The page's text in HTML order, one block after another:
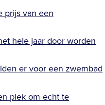
prijs van een
hele jaar door worden
er voor een zwembad
plek om echt te